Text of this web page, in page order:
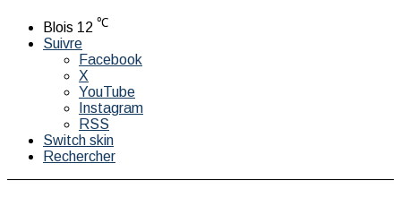
Blois 12 ℃
Suivre
Facebook
X
YouTube
Instagram
RSS
Switch skin
Rechercher